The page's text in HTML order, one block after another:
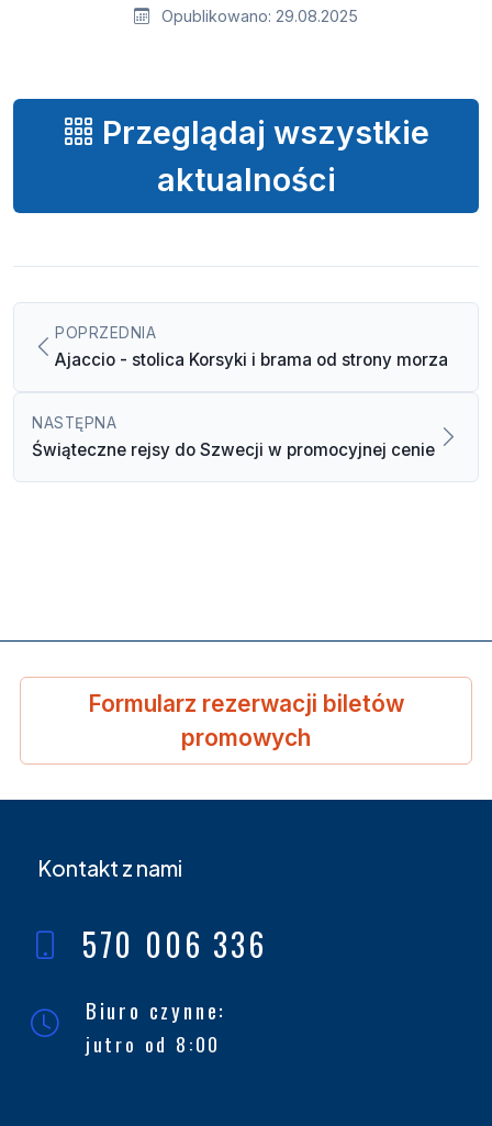
Opublikowano: 29.08.2025
Przeglądaj wszystkie
aktualności
POPRZEDNIA
Ajaccio - stolica Korsyki i brama od strony morza
NASTĘPNA
Świąteczne rejsy do Szwecji w promocyjnej cenie
Formularz rezerwacji biletów
promowych
Kontakt z nami
570 006 336
Biuro czynne:
jutro od 8:00